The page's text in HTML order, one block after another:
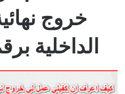
خروج
الداخلية